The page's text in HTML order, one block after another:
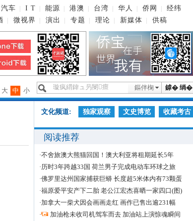
汽车 I T 能源 港澳 台湾 华人 侨网
经纬
微视界 演出 专题 理论 新媒体 供稿
鎼� 绱�
鏂伴椈
小
中
大
文化频道: 独家观察 文史博览 收藏考古
阅读推荐
·不舍旅澳大熊猫回国！澳大利亚将租期延长5年
·历时3年跨越33国 荷兰男子完成电动车环球之旅
·佛罗里达州国家捕获巨蟒 长度超5米体内有73颗蛋
·福原爱平安产下二胎 老公江宏杰喜晒一家四口(图)
·加拿大一柴犬因会画画走红 画作已售出逾231幅
·
加油枪未收司机驾车而去 加油站上演惊魂瞬间